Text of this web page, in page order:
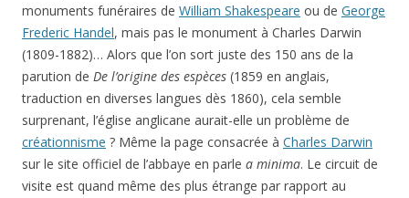
monuments funéraires de William Shakespeare ou de George
Frederic Handel, mais pas le monument à Charles Darwin
(1809-1882)… Alors que l’on sort juste des 150 ans de la
parution de De l’origine des espèces (1859 en anglais,
traduction en diverses langues dès 1860), cela semble
surprenant, l’église anglicane aurait-elle un problème de
créationnisme ? Même la page consacrée à Charles Darwin
sur le site officiel de l’abbaye en parle a minima. Le circuit de
visite est quand même des plus étrange par rapport au